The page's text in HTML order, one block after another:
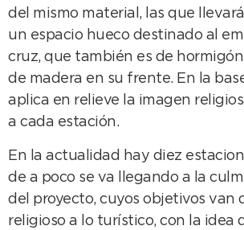
del mismo material, las que
un espacio hueco destinado al
cruz, que también es de
de madera en su frente. En la
aplica en relieve la imagen
a cada estación.
En la actualidad hay diez
de a poco se va llegando a la
del proyecto, cuyos objetivos van
religioso a lo turístico, con la idea